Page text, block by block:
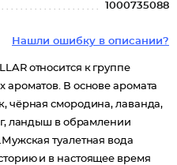
1000735088
Нашли ошибку в описании?
относится к группе
В основе аромата
чёрная смородина, лаванда,
ландыш в обрамлении
туалетная вода
и в настоящее время